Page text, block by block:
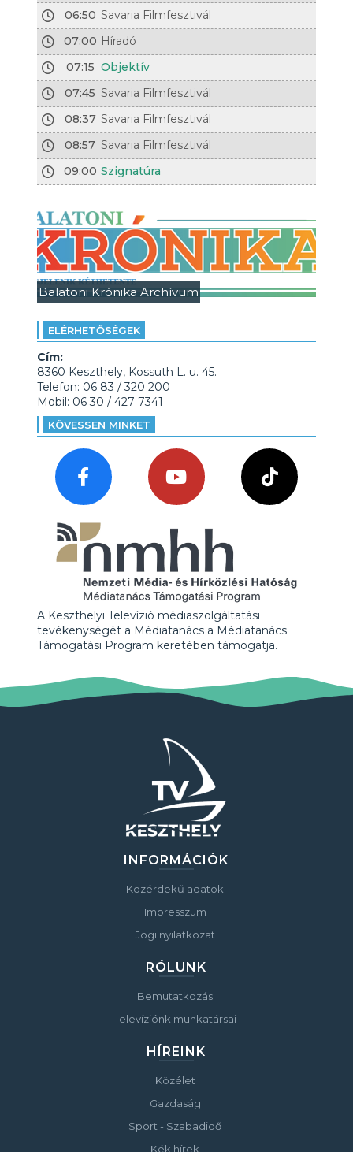
06:50 Savaria Filmfesztivál
07:00 Híradó
07:15 Objektív
07:45 Savaria Filmfesztivál
08:37 Savaria Filmfesztivál
08:57 Savaria Filmfesztivál
09:00 Szignatúra
Balatoni Krónika Archívum
ELÉRHETŐSÉGEK
Cím:
8360 Keszthely, Kossuth L. u. 45.
Telefon: 06 83 / 320 200
Mobil: 06 30 / 427 7341
KÖVESSEN MINKET
A Keszthelyi Televízió médiaszolgáltatási
tevékenységét a Médiatanács a Médiatanács
Támogatási Program keretében támogatja.
INFORMÁCIÓK
Közérdekű adatok
Impresszum
Jogi nyilatkozat
RÓLUNK
Bemutatkozás
Televíziónk munkatársai
HÍREINK
Közélet
Gazdaság
Sport - Szabadidő
Kék hírek